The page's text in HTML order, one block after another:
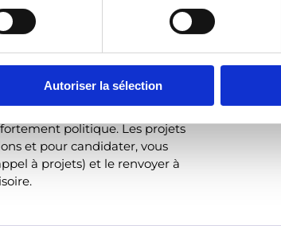
Autoriser la sélection
PECO, PESE ou Maghreb.
novembre de l’année
année pour y répondre. Ces
politique. Les projets
et pour candidater, vous
à projets) et le renvoyer à